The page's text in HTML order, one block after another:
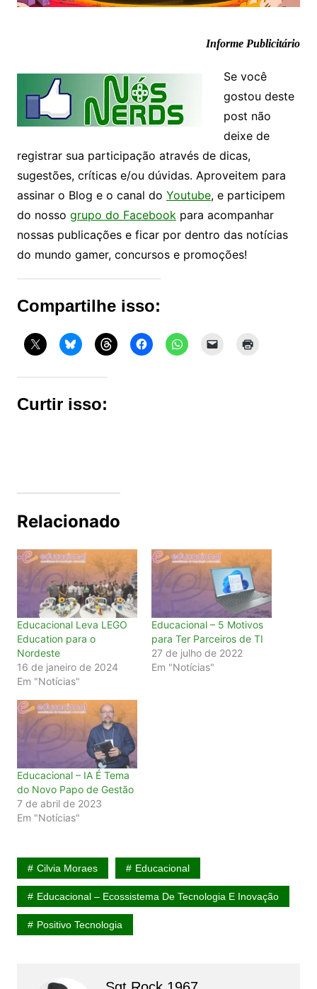
Informe Publicitário
Se você
gostou deste
post não
deixe de
registrar sua participação através de dicas,
sugestões, críticas e/ou dúvidas. Aproveitem para
assinar o Blog e o canal do Youtube, e participem
do nosso grupo do Facebookpara acompanhar
nossas publicações e ficar por dentro das notícias
do mundo gamer, concursos e promoções!
Compartilhe isso:
Curtir isso:
Relacionado
Educacional Leva LEGO
Education para o
Nordeste
16 de janeiro de 2024
Em "Notícias"
Educacional – 5 Motivos
para Ter Parceiros de TI
27 de julho de 2022
Em "Notícias"
Educacional – IA É Tema
do Novo Papo de Gestão
7 de abril de 2023
Em "Notícias"
Cilvia Moraes Educacional
Educacional – Ecossistema De Tecnologia E Inovação
Positivo Tecnologia